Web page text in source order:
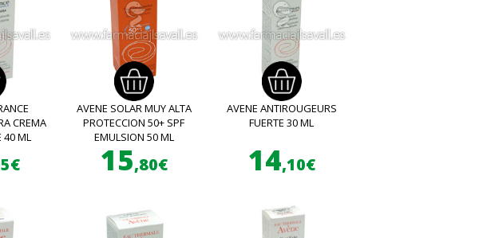
CREMA
40 ML
AVENE SOLAR MUY ALTA
PROTECCION 50+ SPF
EMULSION 50 ML
15,80€
AVENE ANTIROUGEURS
FUERTE 30 ML
14,10€